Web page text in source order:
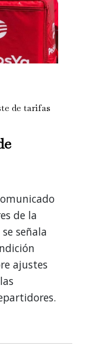
de tarifas
de la
señala
ajustes